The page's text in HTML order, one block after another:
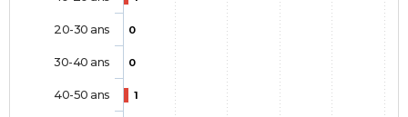
0
0
1
20-30 ans
30-40 ans
40-50 ans